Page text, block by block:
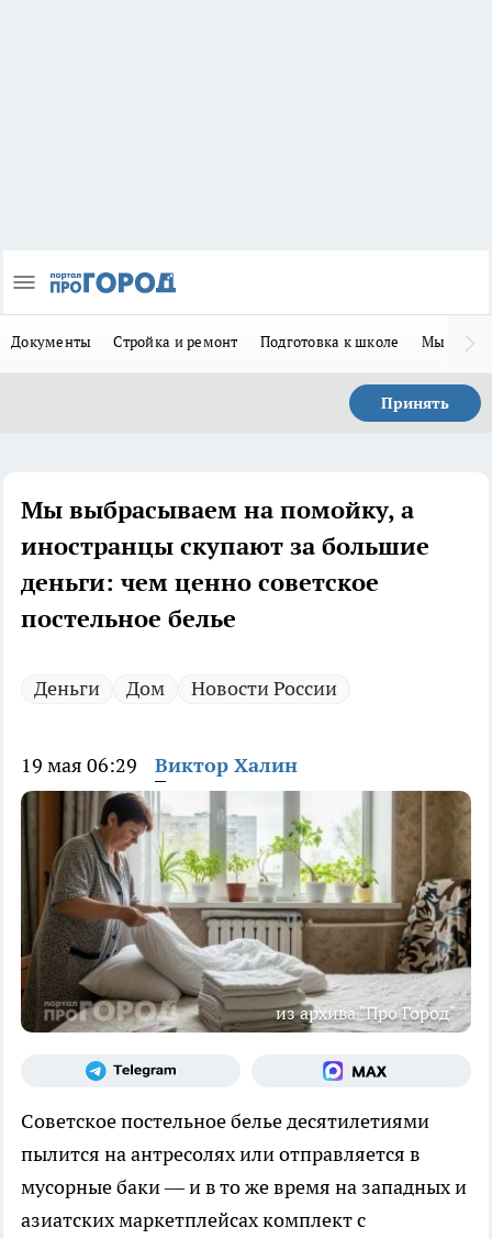
Документы Стройка и ремонт Подготовка к школе Мы в MAX
Принять
Мы выбрасываем на помойку, а
иностранцы скупают за большие
деньги: чем ценно советское
постельное белье
Деньги Дом Новости России
19 мая 06:29 Виктор Халин
из архива "Про Город"
Советское постельное белье десятилетиями
пылится на антресолях или отправляется в
мусорные баки — и в то же время на западных и
азиатских маркетплейсах комплект с